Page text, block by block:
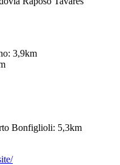
3,9km
Bonfiglioli: 5,3km